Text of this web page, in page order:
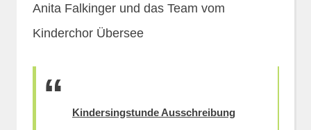
Anita Falkinger und das Team vom
Kinderchor Übersee
Kindersingstunde Ausschreibung